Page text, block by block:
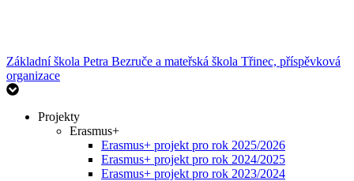
Základní škola Petra Bezruče a mateřská škola Třinec, příspěvková
organizace
Projekty
Erasmus+
Erasmus+ projekt pro rok 2025/2026
Erasmus+ projekt pro rok 2024/2025
Erasmus+ projekt pro rok 2023/2024